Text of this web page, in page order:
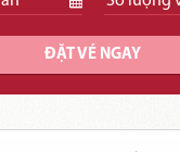
ĐẶT VÉ NGAY